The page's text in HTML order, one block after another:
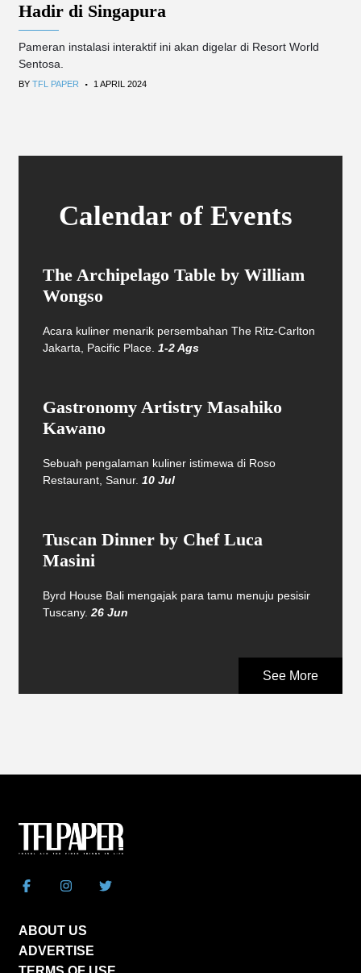
Hadir di Singapura
Pameran instalasi interaktif ini akan digelar di Resort World
Sentosa.
BY TFL PAPER . 1 APRIL 2024
Calendar of Events
The Archipelago Table by William
Wongso
Acara kuliner menarik persembahan The Ritz-Carlton
Jakarta, Pacific Place. 1-2 Ags
Gastronomy Artistry Masahiko
Kawano
Sebuah pengalaman kuliner istimewa di Roso
Restaurant, Sanur. 10 Jul
Tuscan Dinner by Chef Luca
Masini
Byrd House Bali mengajak para tamu menuju pesisir
Tuscany. 26 Jun
See More
ABOUT US
ADVERTISE